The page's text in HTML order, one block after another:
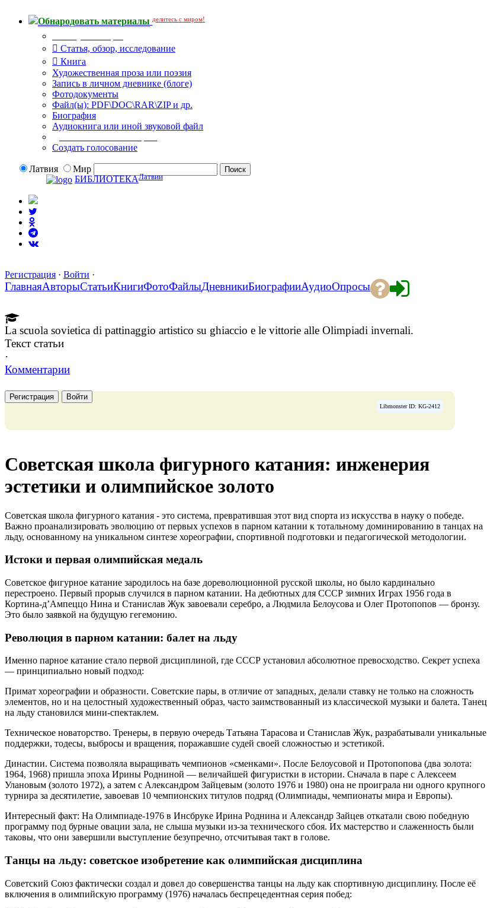
Обнародовать материалы делитесь с миром!
Статья, обзор, исследование
Книга
Художественная проза или поэзия
Запись в личном дневнике (блоге)
Фотодокументы
Файл(ы): PDF\DOC\RAR\ZIP и др.
Биография
Аудиокнига или иной звуковой файл
Создать голосование
Латвия
Мир
БИБЛИОТЕКАЛатвии
Регистрация · Войти ·
ГлавнаяАвторыСтатьиКнигиФотоФайлыДневникиБиографииАудиоОпросы
La scuola sovietica di pattinaggio artistico su ghiaccio e le vittorie alle Olimpiadi invernali.
Текст статьи
·
Комментарии
Регистрация Войти
Libmonster ID: KG-2412
Советская школа фигурного катания: инженерия
эстетики и олимпийское золото
Советская школа фигурного катания - это система, превратившая этот вид спорта из искусства в науку о победе.
Важно проанализировать эволюцию от первых успехов в парном катании к тотальному доминированию в танцах на
льду, основанному на уникальном синтезе хореографии, спортивной подготовки и педагогической методологии.
Истоки и первая олимпийская медаль
Советское фигурное катание зародилось на базе дореволюционной русской школы, но было кардинально
перестроено. Первый прорыв случился в парном катании. На дебютных для СССР зимних Играх 1956 года в
Кортина-д’Ампеццо Нина и Станислав Жук завоевали серебро, а Людмила Белоусова и Олег Протопопов — бронзу.
Это было заявкой на будущую гегемонию.
Революция в парном катании: балет на льду
Именно парное катание стало первой дисциплиной, где СССР установил абсолютное превосходство. Секрет успеха
— принципиально новый подход:
Примат хореографии и образности. Советские пары, в отличие от западных, делали ставку не только на сложность
элементов, но и на целостный художественный образ, часто заимствованный из классической музыки и балета. Танец
на льду становился мини-спектаклем.
Техническое новаторство. Тренеры, в первую очередь Татьяна Тарасова и Станислав Жук, разрабатывали уникальные
поддержки, тодесы, выбросы и вращения, поражавшие судей своей сложностью и эстетикой.
Династии. Система позволяла выращивать чемпионов «сменками». После Белоусовой и Протопопова (два золота:
1964, 1968) пришла эпоха Ирины Родниной — величайшей фигуристки в истории. Сначала в паре с Алексеем
Улановым (золото 1972), а затем с Александром Зайцевым (золото 1976 и 1980) она не проиграла ни одного крупного
турнира за десятилетие, завоевав 10 чемпионских титулов подряд (Олимпиады, чемпионаты мира и Европы).
Интересный факт: На Олимпиаде-1976 в Инсбруке Ирина Роднина и Александр Зайцев откатали свою победную
программу под бурные овации зала, не слыша музыки из-за технического сбоя. Их мастерство и слаженность были
таковы, что они завершили выступление безупречно, отсчитывая такт в голове.
Танцы на льду: советское изобретение как олимпийская дисциплина
Советский Союз фактически создал и довел до совершенства танцы на льду как спортивную дисциплину. После её
включения в олимпийскую программу (1976) началась беспрецедентная серия побед: